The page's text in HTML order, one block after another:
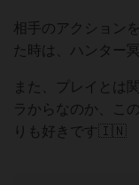
相手のアクション
た時は、ハンター
また、プレイとは
ラからなのか、こ
りも好きです🇮🇳